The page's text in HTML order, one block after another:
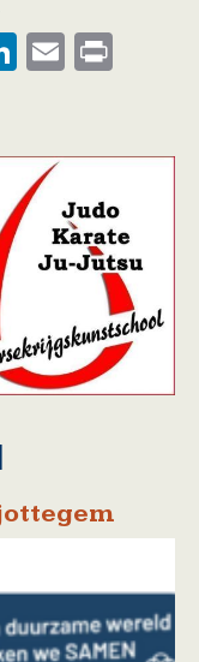
LinkedIn
Email